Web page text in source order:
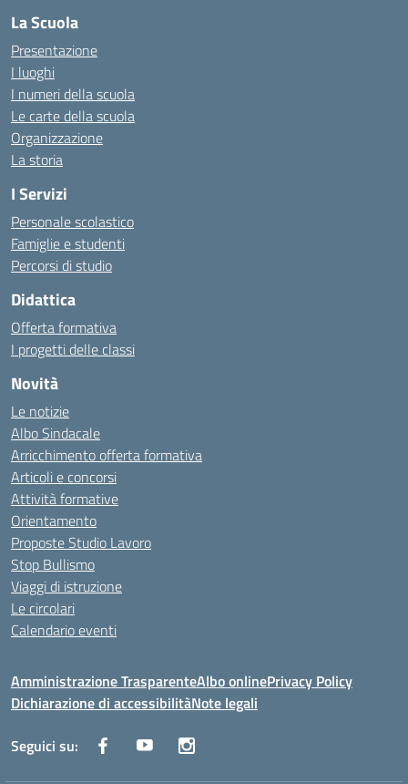
La Scuola
Presentazione
I luoghi
I numeri della scuola
Le carte della scuola
Organizzazione
La storia
I Servizi
Personale scolastico
Famiglie e studenti
Percorsi di studio
Didattica
Offerta formativa
I progetti delle classi
Novità
Le notizie
Albo Sindacale
Arricchimento offerta formativa
Articoli e concorsi
Attività formative
Orientamento
Proposte Studio Lavoro
Stop Bullismo
Viaggi di istruzione
Le circolari
Calendario eventi
Amministrazione TrasparenteAlbo onlinePrivacy Policy
Dichiarazione di accessibilitàNote legali
Seguici su: